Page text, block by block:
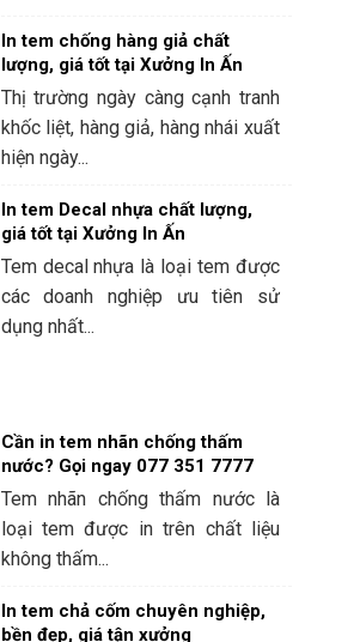
In tem chống hàng giả chất
lượng, giá tốt tại Xưởng In Ấn
Thị trường ngày càng cạnh tranh
khốc liệt, hàng giả, hàng nhái xuất
hiện ngày...
In tem Decal nhựa chất lượng,
giá tốt tại Xưởng In Ấn
Tem decal nhựa là loại tem được
các doanh nghiệp ưu tiên sử
dụng nhất...
Cần in tem nhãn chống thấm
nước? Gọi ngay 077 351 7777
Tem nhãn chống thấm nước là
loại tem được in trên chất liệu
không thấm...
In tem chả cốm chuyên nghiệp,
bền đẹp, giá tận xưởng